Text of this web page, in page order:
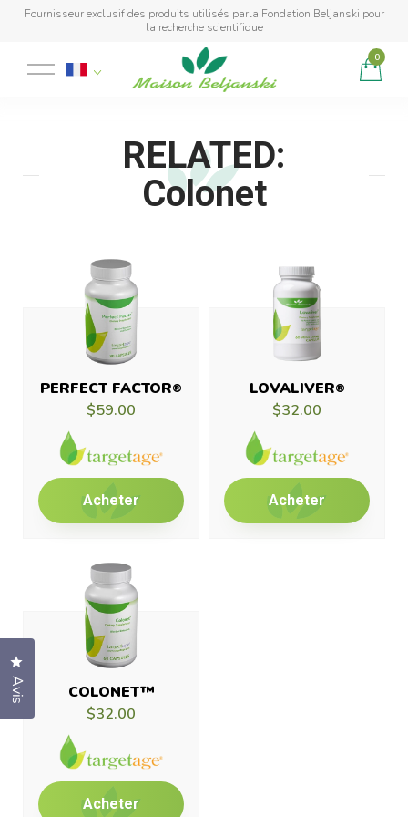
Fournisseur exclusif des produits utilisés parla Fondation Beljanski pour
la recherche scientifique
0
Produit ajouté au panier
RELATED:
Colonet
PERFECT FACTOR®
$59.00
Acheter
LOVALIVER®
$32.00
Acheter
COLONET™
$32.00
Acheter
Avis
Cliquez pour ouvrir la fenêtre des avis